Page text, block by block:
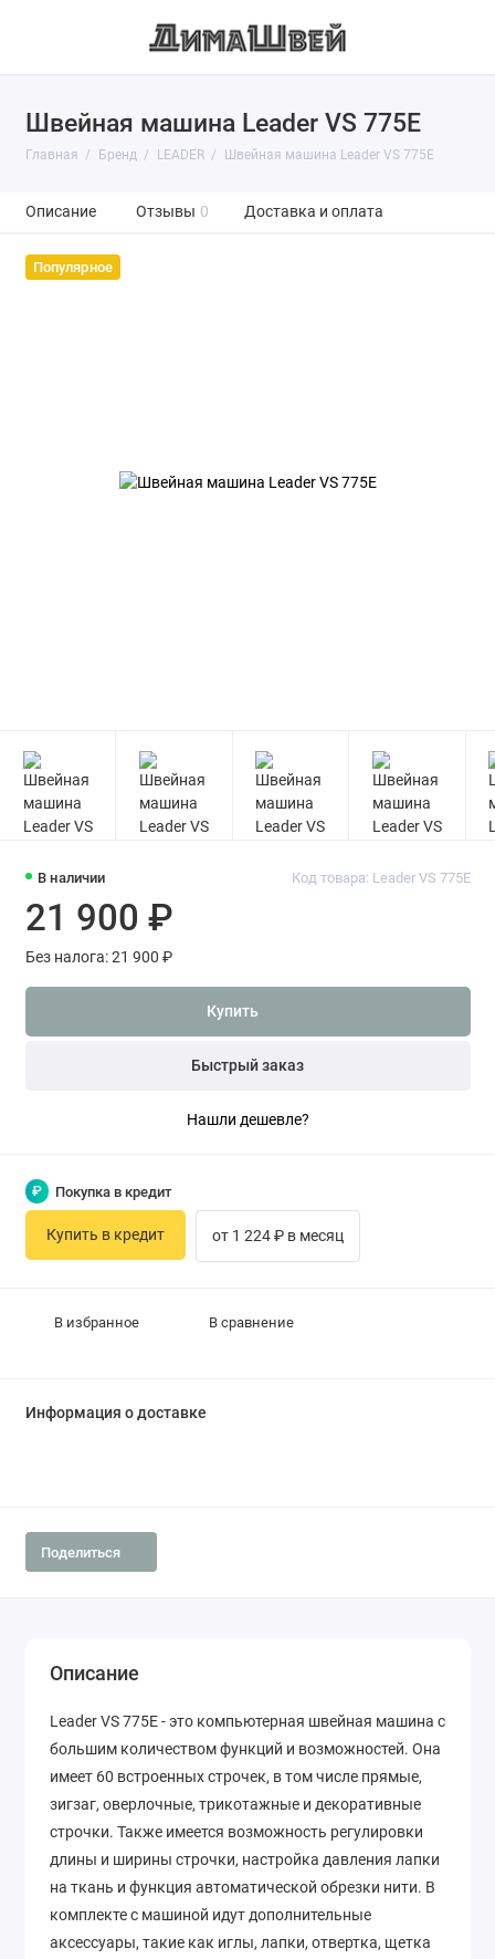
Швейная машина Leader VS 775E
Главная Бренд LEADER Швейная машина Leader VS 775E
Описание Отзывы 0 Доставка и оплата
Популярное
В наличии Код товара: Leader VS 775E
21 900 ₽
Без налога: 21 900 ₽
Купить
Быстрый заказ
Нашли дешевле?
В избранное В сравнение
₽ Покупка в кредит
Купить в кредит от 1 224 ₽ в месяц
Информация о доставке
Поделиться
Описание
Leader VS 775E - это компьютерная швейная машина с
большим количеством функций и возможностей. Она
имеет 60 встроенных строчек, в том числе прямые,
зигзаг, оверлочные, трикотажные и декоративные
строчки. Также имеется возможность регулировки
длины и ширины строчки, настройка давления лапки
на ткань и функция автоматической обрезки нити. В
комплекте с машиной идут дополнительные
аксессуары, такие как иглы, лапки, отвертка, щетка